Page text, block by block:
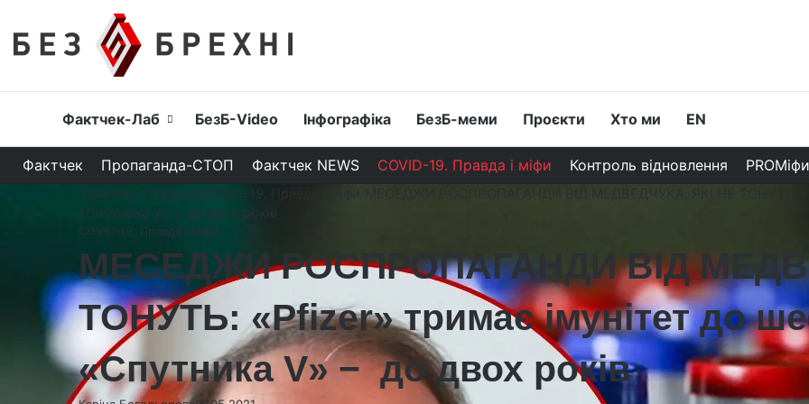
Головна
Фактчек-Лаб БезБ-Video Інфографіка БезБ-меми Проєкти Хто ми EN
Фактчек Пропаганда-СТОП Фактчек NEWS COVID-19. Правда і міфи Контроль відновлення PROМіфи
Головна сторінка/COVID-19. Правда і міфи
МЕСЕДЖИ РОСПРОПАГАНДИ ВІД МЕДВЕДЧУКА, ЯКІ НЕ ТОНУТЬ:
«Спутника V» − до двох років
COVID-19. Правда і міфи
МЕСЕДЖИ РОСПРОПАГАНДИ ВІД
ТОНУТЬ: «Pfizer» тримає імунітет до
«Спутника V» − до двох років